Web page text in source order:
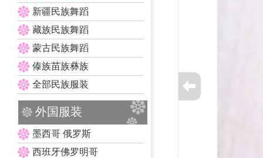
新疆民族舞蹈
藏族民族舞蹈
蒙古民族舞蹈
傣族苗族彝族
全部民族服装
外国服装
墨西哥 俄罗斯
西班牙佛罗明哥